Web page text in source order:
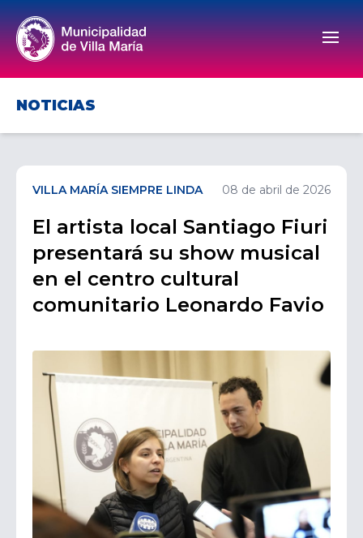
NOTICIAS
VILLA MARÍA SIEMPRE LINDA 08 de abril de 2026
El artista local Santiago Fiuri
presentará su show musical
en el centro cultural
comunitario Leonardo Favio